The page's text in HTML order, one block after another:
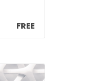
FREE